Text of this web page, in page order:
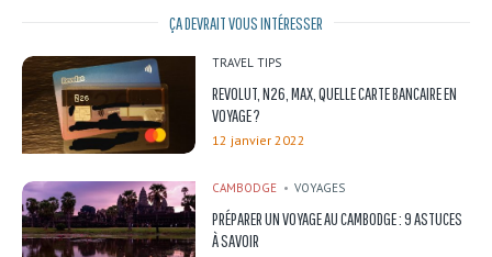
ÇA DEVRAIT VOUS INTÉRESSER
TRAVEL TIPS
REVOLUT, N26, MAX, QUELLE CARTE BANCAIRE EN
VOYAGE ?
12 janvier 2022
CAMBODGE VOYAGES
PRÉPARER UN VOYAGE AU CAMBODGE : 9 ASTUCES
À SAVOIR